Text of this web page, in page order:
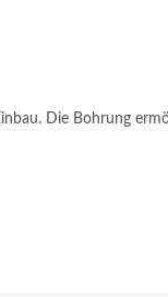
Die Bohrung